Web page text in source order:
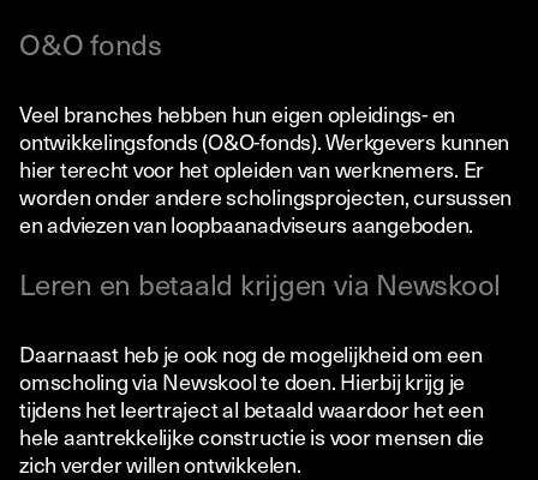
O&O fonds
Veel branches hebben hun eigen opleidings- en
ontwikkelingsfonds (O&O-fonds). Werkgevers kunnen
hier terecht voor het opleiden van werknemers. Er
worden onder andere scholingsprojecten, cursussen
en adviezen van loopbaanadviseurs aangeboden.
Leren en betaald krijgen via Newskool
Daarnaast heb je ook nog de mogelijkheid om een
omscholing via Newskool te doen. Hierbij krijg je
tijdens het leertraject al betaald waardoor het een
hele aantrekkelijke constructie is voor mensen die
zich verder willen ontwikkelen.